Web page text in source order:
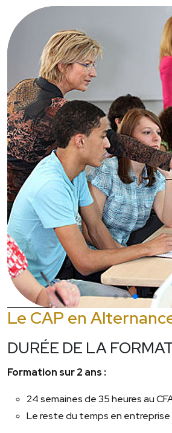
Le CAP en
DURÉE DE LA
Formation sur 2 ans :
24 semaines de 35 heures au
Le reste du temps en entreprise